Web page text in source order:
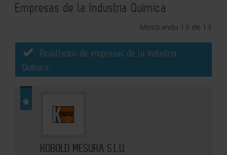
Empresas de la Industria Química
Mostrando 13 de 13
Resultados de empresas de la Industria
Química :
KOBOLD MESURA S.L.U.